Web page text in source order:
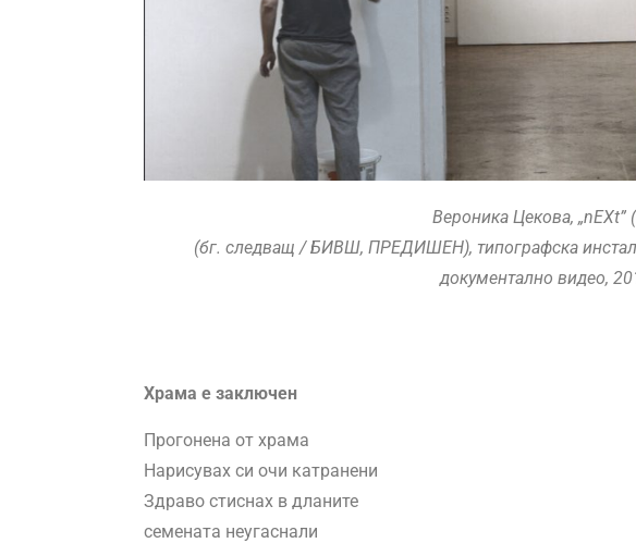
Вероника Цекова, „nEXt”
(бг. следващ / БИВШ, ПРЕДИШЕН), типографска
документално видео,
Храма е заключен
Прогонена от храма
Нарисувах си очи катранени
Здраво стиснах в дланите
семената неугаснали